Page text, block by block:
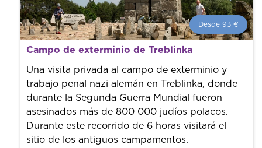
Desde 93 €
Desde 93 € por persona.
¡Reserva con nosotros! Colaboramos con los mejores
guías de la ciudad para tener el mejor precio y servicio.
Campo de exterminio de Treblinka
Una visita privada al campo de exterminio y
trabajo penal nazi alemán en Treblinka, donde
durante la Segunda Guerra Mundial fueron
asesinados más de 800 000 judíos polacos.
Durante este recorrido de 6 horas visitará el
sitio de los antiguos campamentos.